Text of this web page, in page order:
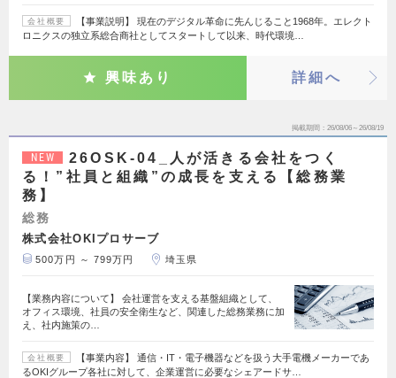
会社概要
【事業説明】 現在のデジタル革命に先んじること1968年。エレクト
ロニクスの独立系総合商社としてスタートして以来、時代環境…
興味あり 詳細へ
掲載期間 26/08/06～26/08/19
NEW
26OSK-04_人が活きる会社をつく
る！”社員と組織”の成長を支える【総務業
務】
総務
株式会社OKIプロサーブ
500万円 ～ 799万円 埼玉県
【業務内容について】 会社運営を支える基盤組織として、
オフィス環境、社員の安全衛生など、関連した総務業務に加
え、社内施策の…
会社概要
【事業内容】 通信・IT・電子機器などを扱う大手電機メーカーであ
るOKIグループ各社に対して、企業運営に必要なシェアードサ…